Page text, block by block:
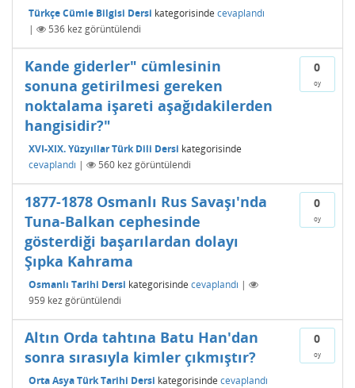
Türkçe Cümle Bilgisi Dersi kategorisinde cevaplandı
|
536 kez görüntülendi
0
oy
Kande giderler" cümlesinin
sonuna getirilmesi gereken
noktalama işareti aşağıdakilerden
hangisidir?"
XVI-XIX. Yüzyıllar Türk Dili Dersi kategorisinde
cevaplandı | 560 kez görüntülendi
0
oy
1877-1878 Osmanlı Rus Savaşı'nda
Tuna-Balkan cephesinde
gösterdiği başarılardan dolayı
Şıpka Kahrama
Osmanlı Tarihi Dersi kategorisinde cevaplandı |
959 kez görüntülendi
0
oy
Altın Orda tahtına Batu Han'dan
sonra sırasıyla kimler çıkmıştır?
Orta Asya Türk Tarihi Dersi kategorisinde cevaplandı